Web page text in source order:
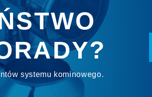
systemu kominowego.